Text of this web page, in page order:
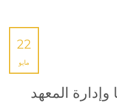
22
مايو
وإدارة المعهد